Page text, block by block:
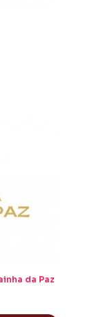
da Paz